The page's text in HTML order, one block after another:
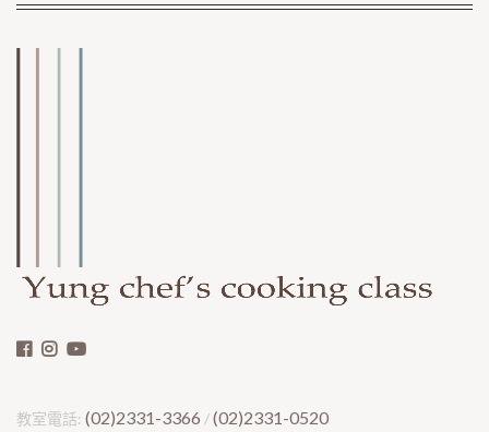
教室電話: (02)2331-3366 /(02)2331-0520